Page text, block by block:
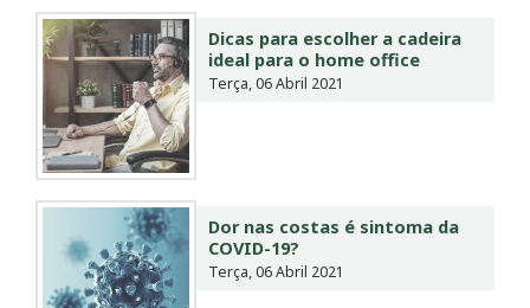
Dicas para escolher a cadeira
ideal para o home office
Terça, 06 Abril 2021
Dor nas costas é sintoma da
COVID-19?
Terça, 06 Abril 2021